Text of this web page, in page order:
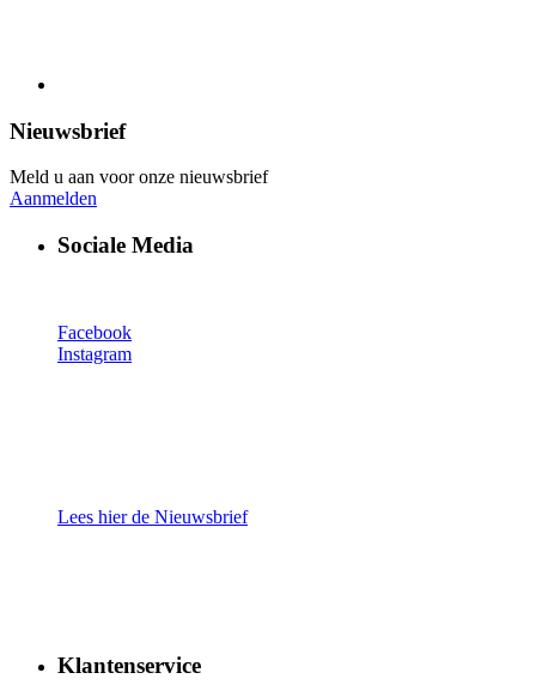
Nieuwsbrief
Meld u aan voor onze nieuwsbrief
Aanmelden
Sociale Media
Facebook
Instagram
Lees hier de Nieuwsbrief
Klantenservice